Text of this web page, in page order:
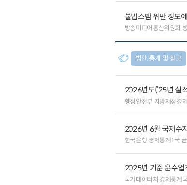
불법스팸 위반 정도
방송미디어통신위원회
법안.통계 및 참고
2026년도(’25년 실
행정안전부 지방재정경
2026년 6월 국제수
한국은행 경제통계1국
2025년 기준 운수업
국가데이터처 경제통계